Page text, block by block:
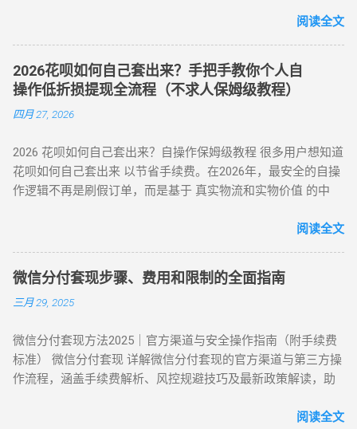
部分用户尝试通过正规手段套现。 以下为常见套现方式： 套现
方式 操作流程 等级 到账时间 虚假交易 通过淘宝店铺刷单后退
款 ★★★★★ 5-30分钟左右 第三方平台 使用「黎明花呗」等
工具转账 ★★★★☆ 5分钟左右 线下扫码套现 扫描商家二维码
直接通过银行渠道取现，手续费约 1%-3%，日息 0.05%。 借呗
/ 网商贷 ：纯线上信用贷款，额度独立，年化利率低至 7.3%。
亲友代付 ：通过正规消费场景周转资...
政策波动影响 （三）实物交易型 —— 大额资金解决方案 方法类
型 操作核心 手续费区间 适用场景 方法 3：货到返现 购买手机
/ 家电后协商退货 10%-25% 单笔需提现万元以上 方法 4：线下
闪付套现 开通花呗闪付绑定手机 Pay 5%-10% 需实体店铺配合
（四）间接套现策略 —— 隐蔽性优化方案 方法 5：信用卡代还
通道 花呗为信用卡还款（支持支付宝通道）； 信用卡预借现金
付模式 通过为亲友代购商品实现资金流转，零手续费但依赖人
际关系信任。 三、套现操作速查：3 大高频实用方案对比 方案
名称 到账时间 手续费范围 推荐指数 适合场景 扫码秒提 10 分
4%-8% ★★★★☆ 日常规律性套现 亲友代付 即时到账 0%
★★★☆☆ 低频次隐私需求 四、2025 年花呗风控破解策略
（实操级指南） （一）行为模拟防监测技巧 金额控制 ：单次
间间隔 ：两次操作间隔≥72 小时，模拟真实消费周期 场景多元
化 ：交替使用扫码支付、生活缴费、电商购...
呗额度通过模拟购物流程转化为可提现余额。目前主流App的综
款 多通道备份 隐私加密 在移动支付高度发达的今天，刷花呗
已不再需要传统的线下寻找商家。只需通过手机下载特定的周
转 App 或关注 H5 平台，即可实现“足不出户，额度变现”。
一、 2026 年主流刷花呗 App 模式对比 App 类型 技术核心 到账
⭐⭐⭐⭐ 电商代购助手 真实物流单号生成 T+1 隔天 ⭐⭐⭐⭐⭐ 虚
拟卡回购平台 话费/卡券回收 1-2 小时 ⭐⭐⭐ 二、 如何正确使用
App 刷取花呗？ 为了保障资金安全与账户健康，使用此类 App
阅读全文
2026花呗如何自己套出来？手把手教你个人自
操作低折损提现全流程（不求人保姆级教程）
四月 27, 2026
2026 花呗如何自己套出来？自操作保姆级教程 很多用户想知道
花呗如何自己套出来 以节省手续费。在2026年，最安全的自操
作逻辑不再是刷假订单，而是基于 真实物流和实物价值 的中
道，用户可以绕过传统商家的层层抽成，实现资金的低折损回
折损 高安全性 自操作的核心在于“隐蔽性”。如果你直接扫描自
己的收款码，支付宝风控会瞬间识别为违规套现。以下是 2026
年依然有效的几种正确自操作姿势。 一、 2026 个人自操作三
物转手 天猫/京东买手机回购 约 5% T+1 / T+2 话费/流量代充
帮亲友充值并代收现金 约 2% 即时 黄金/硬通货模式 支付宝黄
金回购或实物金 视金价波动 2-3个工作日 二、 深度步骤：花呗
是 2026 年权重最高的方法。在天猫旗舰店挑选一款热门手机
阅读全文
微信分付套现步骤、费用和限制的全面指南
三月 29, 2025
微信分付套现方法2025｜官方渠道与安全操作指南（附手续费
标准） 微信分付套现 详解微信分付套现的官方渠道与第三方操
作流程，涵盖手续费解析、风控规避技巧及最新政策解读，助
年新规：微信支付强化分付风控，禁止直接套现（引用央行
阅读全文